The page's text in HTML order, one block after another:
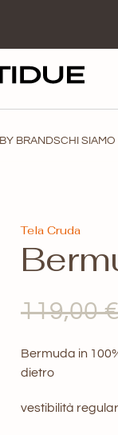
BY BRANDSCHI SIAMO
Tela Cruda
119,00
Bermuda in
dietro
vestibilità regular